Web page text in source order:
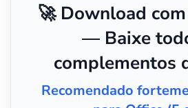
🚀 Download
— Baixe
complementos
Recomendado